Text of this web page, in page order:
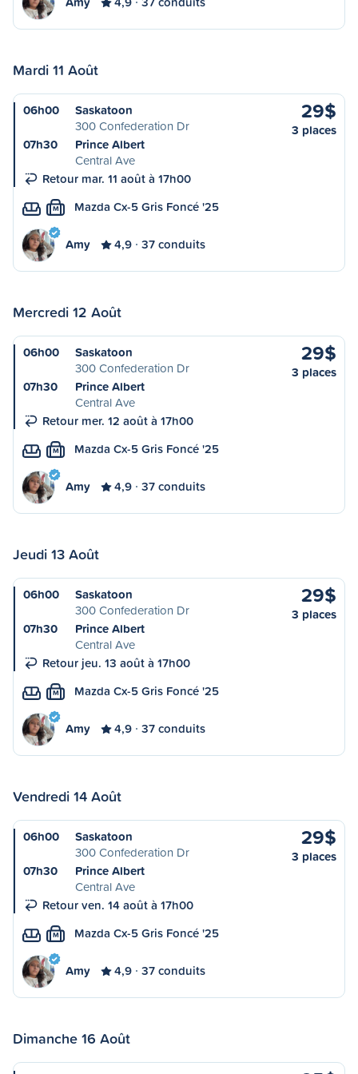
Mardi 11 Août
06h00
Saskatoon
300 Confederation Dr
07h30
Prince Albert
Central Ave
Retour mar. 11 août à 17h00
29$
3 places
M Mazda Cx-5 Gris Foncé '25
Amy 4,9 37 conduits
Mercredi 12 Août
06h00
Saskatoon
300 Confederation Dr
07h30
Prince Albert
Central Ave
Retour mer. 12 août à 17h00
29$
3 places
M Mazda Cx-5 Gris Foncé '25
Amy 4,9 37 conduits
Jeudi 13 Août
06h00
Saskatoon
300 Confederation Dr
07h30
Prince Albert
Central Ave
Retour jeu. 13 août à 17h00
29$
3 places
M Mazda Cx-5 Gris Foncé '25
Amy 4,9 37 conduits
Vendredi 14 Août
06h00
Saskatoon
300 Confederation Dr
07h30
Prince Albert
Central Ave
Retour ven. 14 août à 17h00
29$
3 places
M Mazda Cx-5 Gris Foncé '25
Amy 4,9 37 conduits
Dimanche 16 Août